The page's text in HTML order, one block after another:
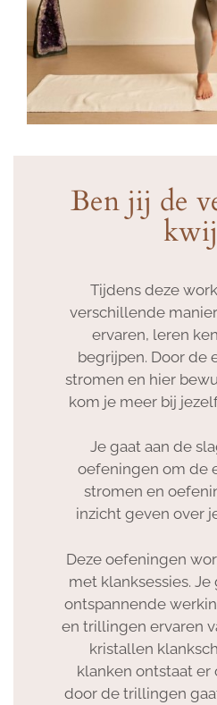
Ben jij de
Tijdens deze
verschillende
ervaren, leren
begrijpen. Door de
stromen en hier
kom je meer bij
Je gaat aan de
oefeningen om de
stromen en
inzicht geven over
Deze oefeningen
met klanksessies.
ontspannende
en trillingen ervaren
kristallen
klanken ontstaat er
door de trillingen